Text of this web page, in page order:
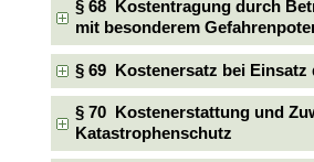
§ 68 Kostentragung durch
mit besonderem
§ 69 Kostenersatz bei Einsatz
§ 70 Kostenerstattung und
Katastrophenschutz